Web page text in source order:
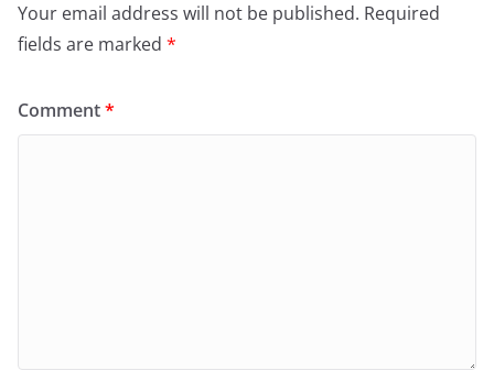
Your email address will not be published. Required
fields are marked *
Comment*